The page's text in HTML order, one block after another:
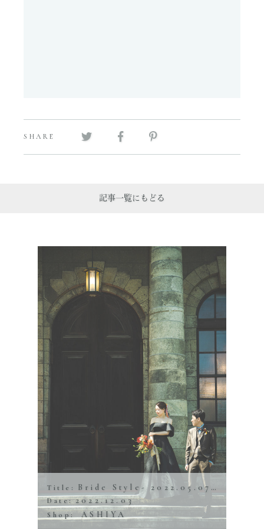
SHARE
記事一覧にもどる
Title: Bride Style- 2022.05.07 旧桜宮公会堂
Date: 2022.12.03
Shop: ASHIYA